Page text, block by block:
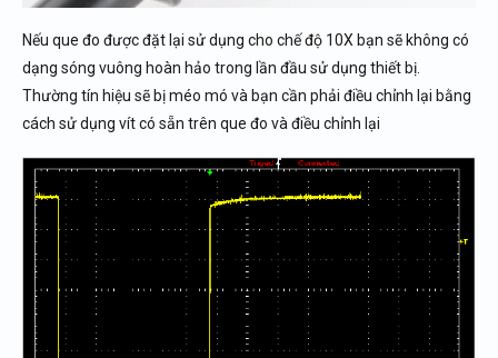
Nếu que đo được đặt lại sử dụng cho chế độ 10X bạn sẽ không có
dạng sóng vuông hoàn hảo trong lần đầu sử dụng thiết bị.
Thường tín hiệu sẽ bị méo mó và bạn cần phải điều chỉnh lại bằng
cách sử dụng vít có sẵn trên que đo và điều chỉnh lại